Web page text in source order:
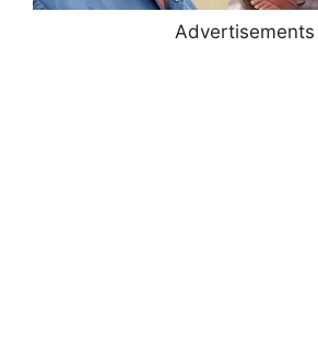
Advertisements